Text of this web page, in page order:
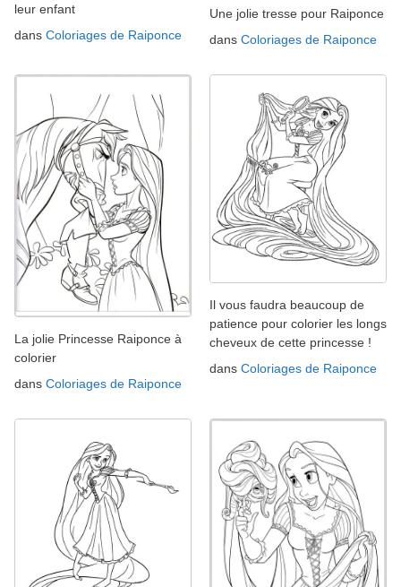
leur enfant
dans Coloriages de Raiponce
Une jolie tresse pour Raiponce
dans Coloriages de Raiponce
La jolie Princesse Raiponce à
colorier
dans Coloriages de Raiponce
Il vous faudra beaucoup de
patience pour colorier les longs
cheveux de cette princesse !
dans Coloriages de Raiponce